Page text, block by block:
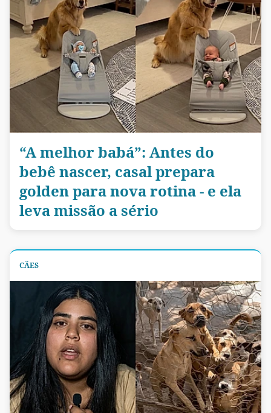
“A melhor babá”: Antes do
bebê nascer, casal prepara
golden para nova rotina - e ela
leva missão a sério
CÃES